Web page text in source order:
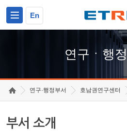
En
연구ㆍ행
연구·행정부서 호남권연구센터
부서 소개